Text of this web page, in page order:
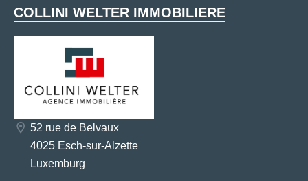
COLLINI WELTER IMMOBILIERE
52 rue de Belvaux
4025 Esch-sur-Alzette
Luxemburg